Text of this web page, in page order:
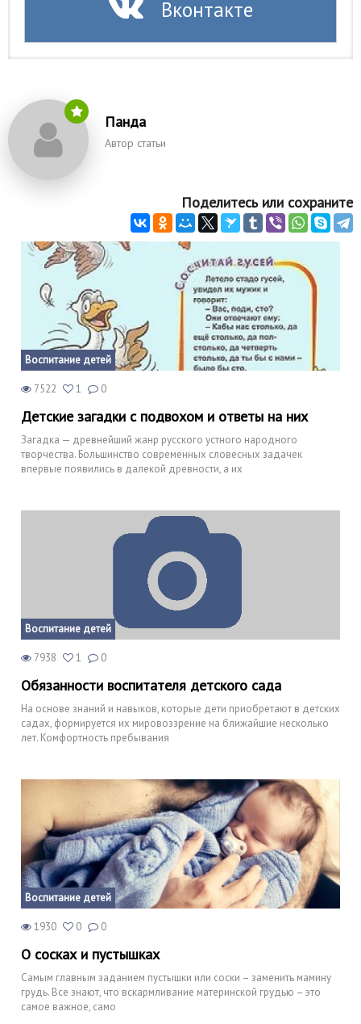
Вконтакте
Панда
Автор статьи
Поделитесь или сохраните
Воспитание детей
7522 1 0
Детские загадки с подвохом и ответы на них
Загадка — древнейший жанр русского устного народного
творчества. Большинство современных словесных задачек
впервые появились в далекой древности, а их
Воспитание детей
7938 1 0
Обязанности воспитателя детского сада
На основе знаний и навыков, которые дети приобретают в детских
садах, формируется их мировоззрение на ближайшие несколько
лет. Комфортность пребывания
Воспитание детей
1930 0 0
О сосках и пустышках
Самым главным заданием пустышки или соски – заменить мамину
грудь. Все знают, что вскармливание материнской грудью – это
самое важное, само